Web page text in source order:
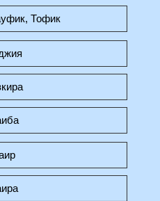
Тофик